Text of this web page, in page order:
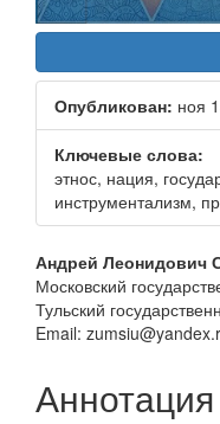
Опубликован: ноя
Ключевые слова:
этнос, нация,
инструментализм,
Основное
статьи
Андрей Леонидович
Московский
Тульский
Email:
Аннотация